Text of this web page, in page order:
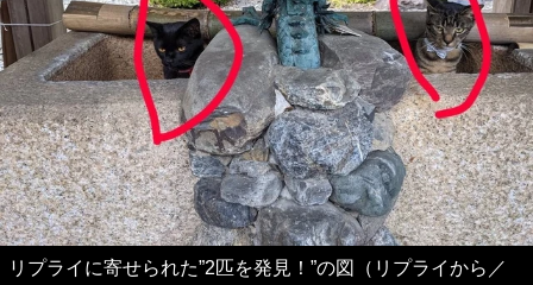
リプライに寄せられた”2匹を発見！”の図（リプライから／